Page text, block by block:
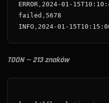
ERROR, 2024-01-
failed , 5678
INFO , 2024-01-
TOON — 213 znaków